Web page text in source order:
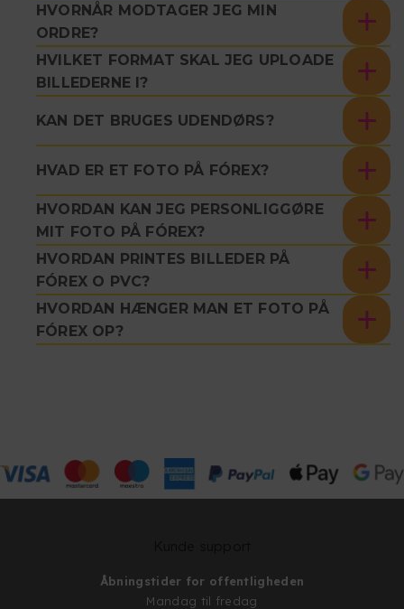
HVORNÅR MODTAGER JEG MIN
ORDRE?
HVILKET FORMAT SKAL JEG UPLOADE
BILLEDERNE I?
KAN DET BRUGES UDENDØRS?
HVAD ER ET FOTO PÅ FÓREX?
HVORDAN KAN JEG PERSONLIGGØRE
MIT FOTO PÅ FÓREX?
HVORDAN PRINTES BILLEDER PÅ
FÓREX O PVC?
HVORDAN HÆNGER MAN ET FOTO PÅ
FÓREX OP?
Åbningstider for offentligheden
Mandag til fredag